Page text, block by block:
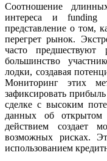
Соотношение
интереса и
представление о том,
перегрет рынок.
часто
большинство
лодки, создавая
Мониторинг этих
зафиксировать
сделке с высоким
данных об
действием создает
возможных рисках.
использованием